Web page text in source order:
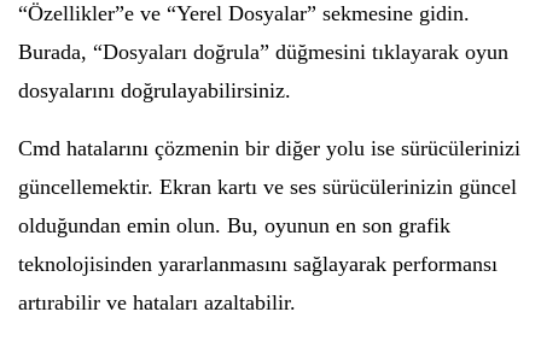
“Özellikler”e ve “Yerel Dosyalar” sekmesine gidin.
Burada, “Dosyaları doğrula” düğmesini tıklayarak oyun
dosyalarını doğrulayabilirsiniz.
Cmd hatalarını çözmenin bir diğer yolu ise sürücülerinizi
güncellemektir. Ekran kartı ve ses sürücülerinizin güncel
olduğundan emin olun. Bu, oyunun en son grafik
teknolojisinden yararlanmasını sağlayarak performansı
artırabilir ve hataları azaltabilir.